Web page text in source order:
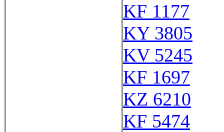
KF 1177
KY 3805
KV 5245
KF 1697
KZ 6210
KF 5474